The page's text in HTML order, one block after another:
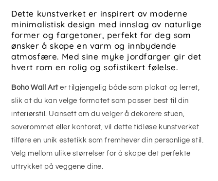
Dette kunstverket er inspirert av moderne
minimalistisk design med innslag av naturlige
former og fargetoner, perfekt for deg som
ønsker å skape en varm og innbydende
atmosfære. Med sine myke jordfarger gir det
hvert rom en rolig og sofistikert følelse.
Boho Wall Arter tilgjengelig både som plakat og lerret,
slik at du kan velge formatet som passer best til din
interiørstil. Uansett om du velger å dekorere stuen,
soverommet eller kontoret, vil dette tidløse kunstverket
tilføre en unik estetikk som fremhever din personlige stil.
Velg mellom ulike størrelser for å skape det perfekte
uttrykket på veggene dine.